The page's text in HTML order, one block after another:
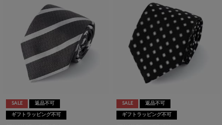
SALE 返品不可
ギフトラッピング不可
SALE 返品不可
ギフトラッピング不可